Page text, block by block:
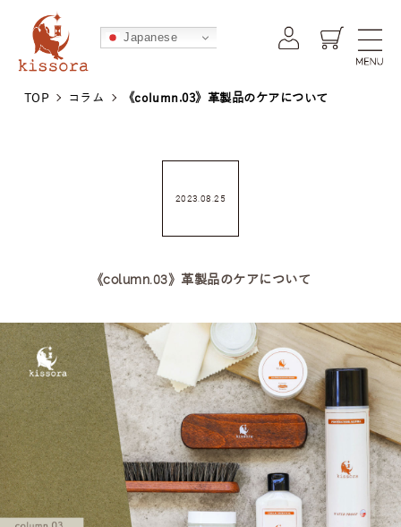
kissora公式オンラインショップ - 日本
TOP コラム 《column.03》革製品のケアについて
2023.08.25
《column.03》革製品のケアについて
Japanese